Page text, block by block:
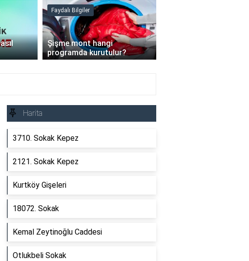
Faydalı Bilgiler
Şişme mont hangi
programda kurutulur?
›
Harita
3710. Sokak Kepez
2121. Sokak Kepez
Kurtköy Gişeleri
18072. Sokak
Kemal Zeytinoğlu Caddesi
Otlukbeli Sokak